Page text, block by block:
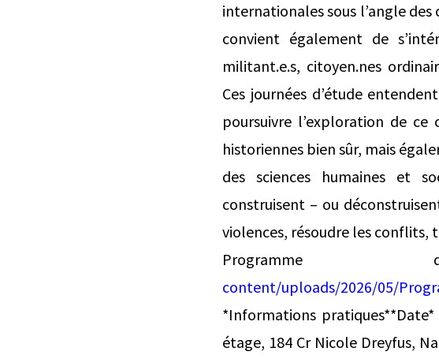
internationales sous l’angle
convient également de
militant.e.s, citoyen.nes
Ces journées d’étude
poursuivre l’exploration de ce
historiennes bien sûr, mais
des sciences humaines et
construisent – ou
violences, résoudre les conflits,
content/uploads/2026/05/
*Informations
étage, 184 Cr Nicole Dreyfus,